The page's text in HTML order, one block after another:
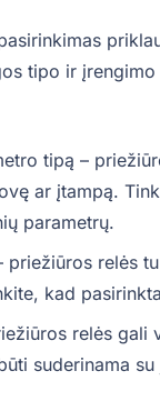
tipo ir
tipą –
ar įtampą.
parametrų.
priežiūros relės
kad
relės
suderinama